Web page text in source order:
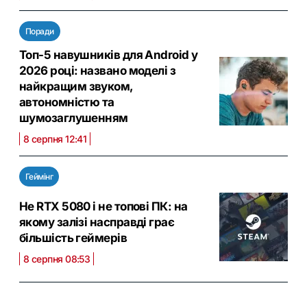
Поради
Топ-5 навушників для Android у
2026 році: названо моделі з
найкращим звуком,
автономністю та
шумозаглушенням
8 серпня 12:41
Геймінг
Не RTX 5080 і не топові ПК: на
якому залізі насправді грає
більшість геймерів
8 серпня 08:53